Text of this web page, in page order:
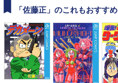
「佐藤正」のこれもおすすめ